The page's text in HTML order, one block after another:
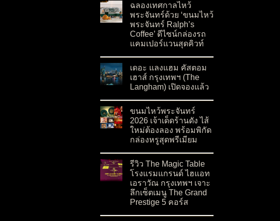
ฉลองเทศกาลไหว้
พระจันทร์ด้วย ‘ขนมไหว้
พระจันทร์ Ralph’s
Coffee’ ดีไซน์กล่องรถ
แคมเปอร์แวนสุดคิวท์
เดอะ แลงแฮม คัสตอม
เฮาส์ กรุงเทพฯ (The
Langham) เปิดจองแล้ว
ขนมไหว้พระจันทร์
2026 เจ้าเด็ดร้านดัง ไส้
ใหม่ต้องลอง พร้อมพิกัด
กล่องหรูสุดพรีเมียม
รีวิว The Magic Table
โรงแรมแกรนด์ ไฮแอท
เอราวัณ กรุงเทพฯ เจาะ
ลึกเซ็ตเมนู The Grand
Prestige 5 คอร์ส